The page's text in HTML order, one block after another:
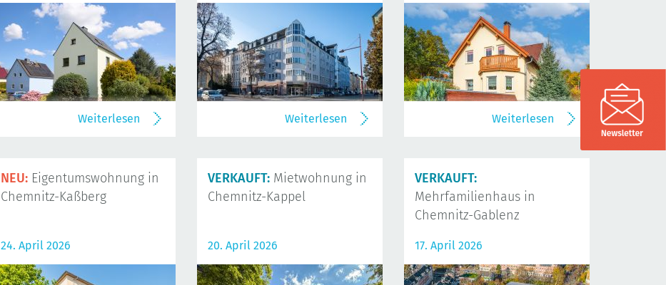
Weiterlesen Weiterlesen Weiterlesen
NEU: Eigentumswohnung in
Chemnitz-Kaßberg
24. April 2026
VERKAUFT: Mietwohnung in
Chemnitz-Kappel
20. April 2026
VERKAUFT:
Mehrfamilienhaus in
Chemnitz-Gablenz
17. April 2026